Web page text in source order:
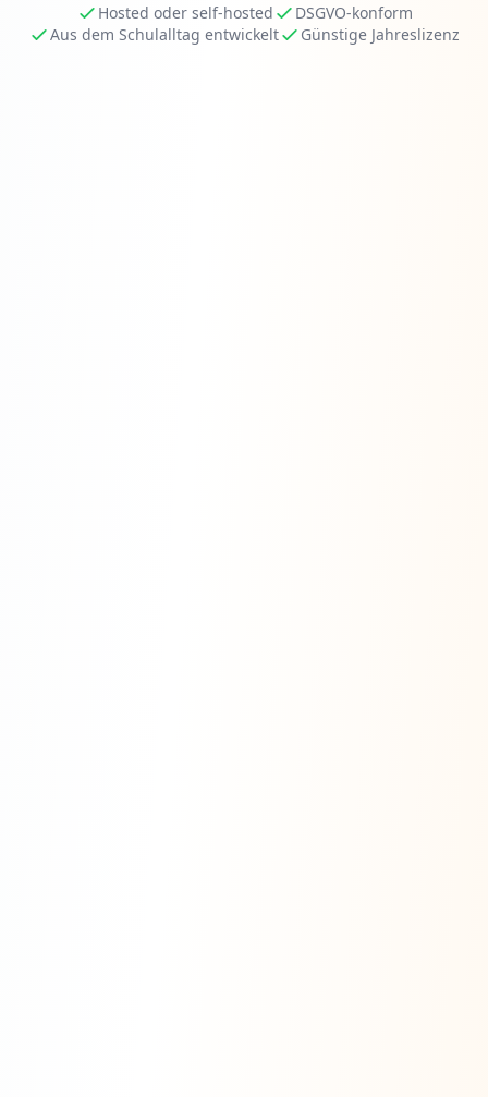
Hosted oder self-hosted
DSGVO-konform
Aus dem Schulalltag entwickelt
Günstige Jahreslizenz